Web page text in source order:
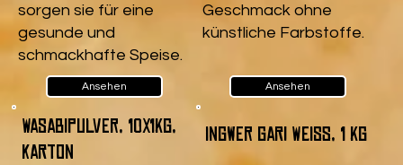
sorgen sie für eine
gesunde und
schmackhafte Speise.
Ansehen
Geschmack ohne
künstliche Farbstoffe.
Ansehen
Wasabipulver, 10x1kg,
Karton
Ingwer Gari Weiß, 1 kg